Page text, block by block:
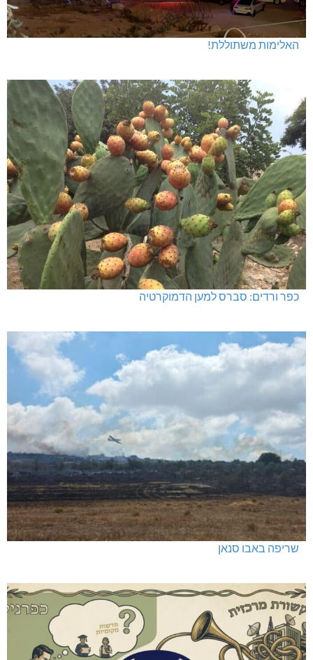
האלימות משתוללת!
כפר ורדים: סברס למען הדמוקרטיה
שריפה באבו סנאן